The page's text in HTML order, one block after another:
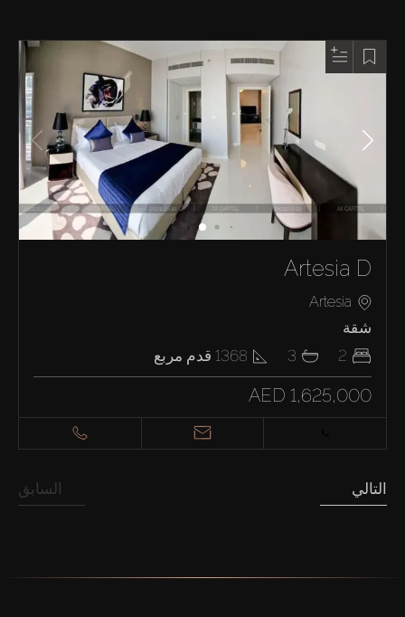
Artesia D
Artesia
شقة
2
3
1368 قدم مربع
AED 1,625,000
السابق التالي